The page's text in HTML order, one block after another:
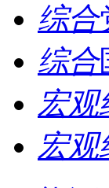
综合
综合
宏观
宏观